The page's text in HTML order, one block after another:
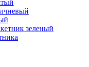
зеленый